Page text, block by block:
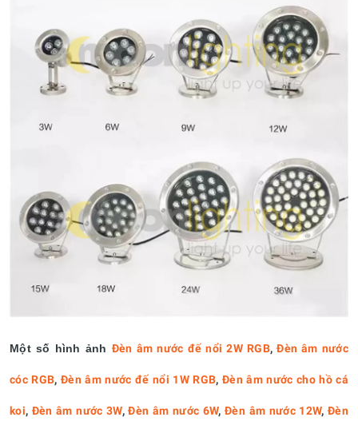
Một số hình ảnh Đèn âm nước đế nổi 2W RGB,Đèn âm nước
cóc RGB, Đèn âm nước đế nổi 1W RGB,Đèn âm nước cho hồ cá
koi, Đèn âm nước 3W,Đèn âm nước 6W,Đèn âm nước 12W,Đèn